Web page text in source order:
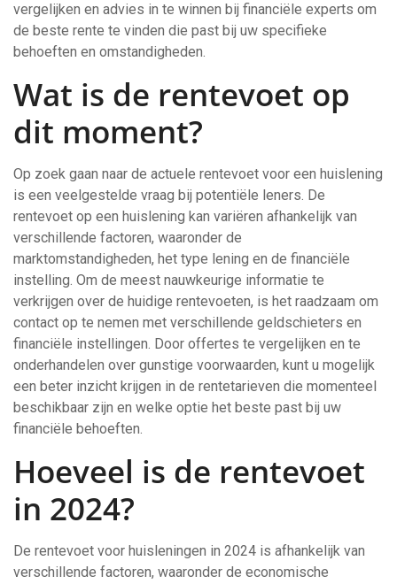
vergelijken en advies in te winnen bij financiële experts om
de beste rente te vinden die past bij uw specifieke
behoeften en omstandigheden.
Wat is de rentevoet op
dit moment?
Op zoek gaan naar de actuele rentevoet voor een huislening
is een veelgestelde vraag bij potentiële leners. De
rentevoet op een huislening kan variëren afhankelijk van
verschillende factoren, waaronder de
marktomstandigheden, het type lening en de financiële
instelling. Om de meest nauwkeurige informatie te
verkrijgen over de huidige rentevoeten, is het raadzaam om
contact op te nemen met verschillende geldschieters en
financiële instellingen. Door offertes te vergelijken en te
onderhandelen over gunstige voorwaarden, kunt u mogelijk
een beter inzicht krijgen in de rentetarieven die momenteel
beschikbaar zijn en welke optie het beste past bij uw
financiële behoeften.
Hoeveel is de rentevoet
in 2024?
De rentevoet voor huisleningen in 2024 is afhankelijk van
verschillende factoren, waaronder de economische